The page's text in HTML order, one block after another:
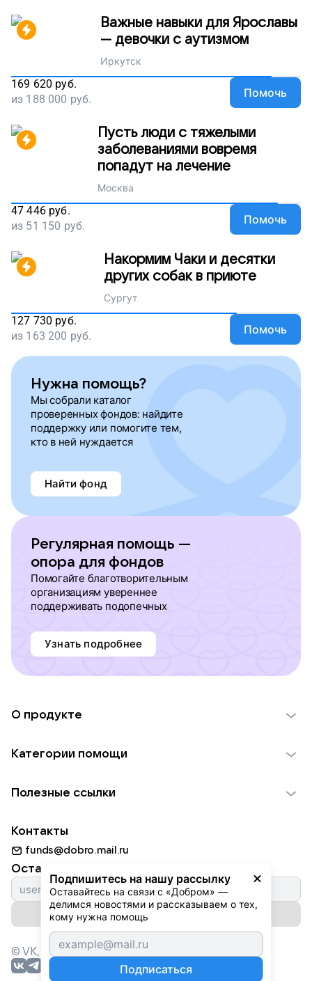
Важные навыки для Ярославы
— девочки с аутизмом
Иркутск
169 620 руб.
из 188 000 руб. Помочь
Пусть люди с тяжелыми
заболеваниями вовремя
попадут на лечение
Москва
47 446 руб.
из 51 150 руб. Помочь
Накормим Чаки и десятки
других собак в приюте
Сургут
127 730 руб.
из 163 200 руб. Помочь
Нужна помощь?
Мы собрали каталог
проверенных фондов: найдите
поддержку или помогите тем,
кто в ней нуждается
Найти фонд
Регулярная помощь —
опора для фондов
Помогайте благотворительным
организациям увереннее
поддерживать подопечных
Узнать подробнее
Подпишитесь на нашу рассылку
Оставайтесь на связи с «Добром» —
делимся новостями и рассказываем о тех,
кому нужна помощь
Подписаться
О продукте
Использование материалов
Для НКО
Партнерам
Категории помощи
Пожилым
Животным
Природе
Культуре
Фондам
Полезные ссылки
Добрый день
Истории
Автоплатежи
Контакты
funds@dobro.mail.ru
Оставайтесь с нами
Подписаться на рассылку
© VK, 2026г. Все права защищены.